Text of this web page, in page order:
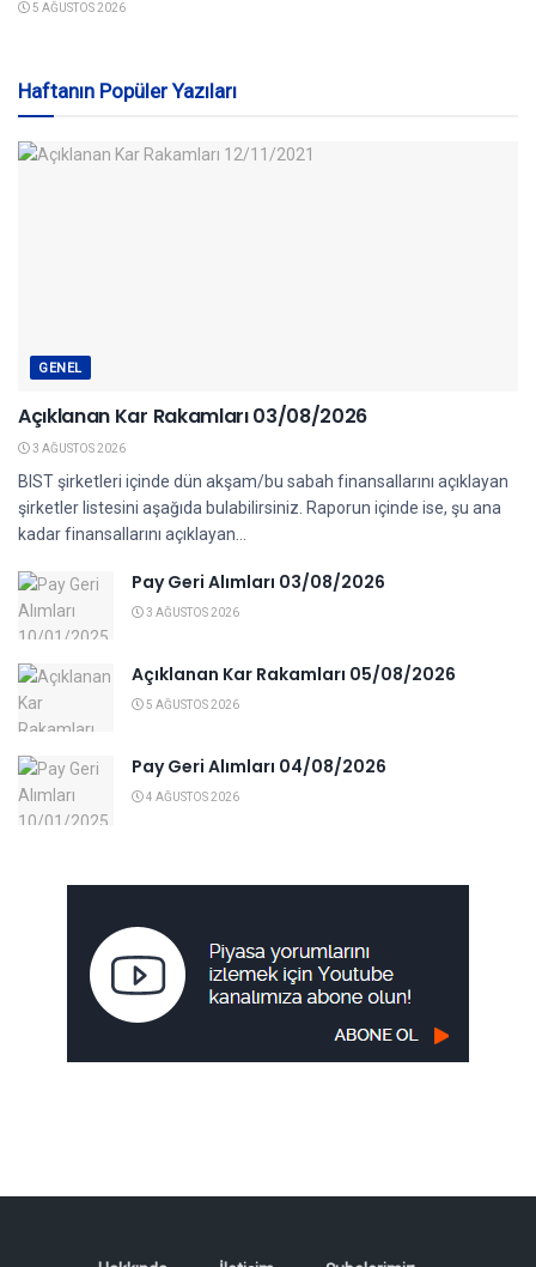
5 AĞUSTOS 2026
Haftanın Popüler Yazıları
GENEL
Açıklanan Kar Rakamları 03/08/2026
3 AĞUSTOS 2026
BIST şirketleri içinde dün akşam/bu sabah finansallarını açıklayan
şirketler listesini aşağıda bulabilirsiniz. Raporun içinde ise, şu ana
kadar finansallarını açıklayan...
Pay Geri Alımları 03/08/2026
3 AĞUSTOS 2026
Açıklanan Kar Rakamları 05/08/2026
5 AĞUSTOS 2026
Pay Geri Alımları 04/08/2026
4 AĞUSTOS 2026